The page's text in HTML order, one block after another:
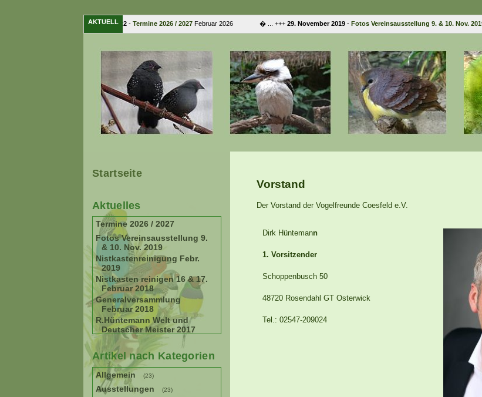
AKTUELL
15. Februar 2022-Termine 2026 / 2027Februar 2026 � ... +++29. November 2019-Fotos Vereinsausstellung 9. & 10. Nov. 2019
Startseite
Aktuelles
Termine 2026 / 2027
Fotos Vereinsausstellung 9.
& 10. Nov. 2019
Nistkastenreinigung Febr.
2019
Nistkasten reinigen 16 & 17.
Februar 2018
Generalversammlung
Februar 2018
R.Hüntemann Welt und
Deutscher Meister 2017
Artikel nach Kategorien
Allgemein (23)
Ausstellungen (23)
Vorstand
Der Vorstand der Vogelfreunde Coesfeld e.V.
Dirk Hüntemann
1. Vorsitzender
Schoppenbusch 50
48720 Rosendahl GT Osterwick
Tel.: 02547-209024